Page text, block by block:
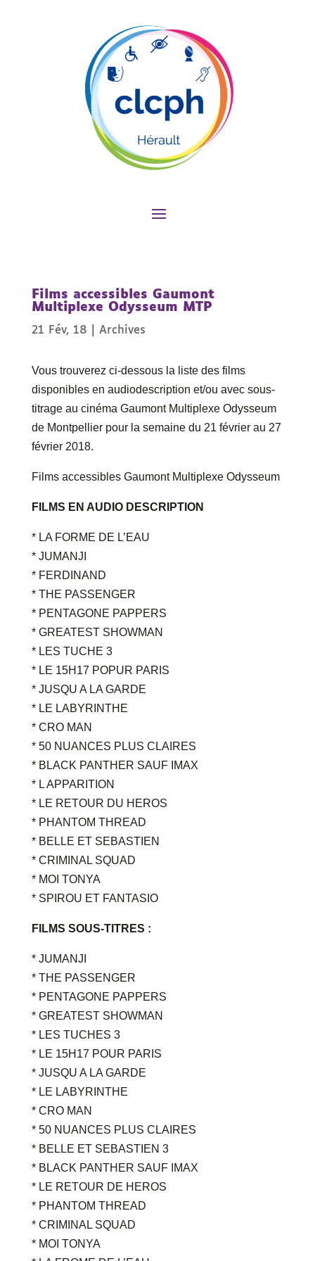
Films accessibles Gaumont
Multiplexe Odysseum MTP
21 Fév, 18 Archives
Vous trouverez ci-dessous la liste des films
disponibles en audiodescription et/ou avec sous-
titrage au cinéma Gaumont Multiplexe Odysseum
de Montpellier pour la semaine du 21 février au 27
février 2018.
Films accessibles Gaumont Multiplexe Odysseum
FILMS EN AUDIO DESCRIPTION
* LA FORME DE L’EAU
* JUMANJI
* FERDINAND
* THE PASSENGER
* PENTAGONE PAPPERS
* GREATEST SHOWMAN
* LES TUCHE 3
* LE 15H17 POPUR PARIS
* JUSQU A LA GARDE
* LE LABYRINTHE
* CRO MAN
* 50 NUANCES PLUS CLAIRES
* BLACK PANTHER SAUF IMAX
* L APPARITION
* LE RETOUR DU HEROS
* PHANTOM THREAD
* BELLE ET SEBASTIEN
* CRIMINAL SQUAD
* MOI TONYA
* SPIROU ET FANTASIO
FILMS SOUS-TITRES :
* JUMANJI
* THE PASSENGER
* PENTAGONE PAPPERS
* GREATEST SHOWMAN
* LES TUCHES 3
* LE 15H17 POUR PARIS
* JUSQU A LA GARDE
* LE LABYRINTHE
* CRO MAN
* 50 NUANCES PLUS CLAIRES
* BELLE ET SEBASTIEN 3
* BLACK PANTHER SAUF IMAX
* LE RETOUR DE HEROS
* PHANTOM THREAD
* CRIMINAL SQUAD
* MOI TONYA